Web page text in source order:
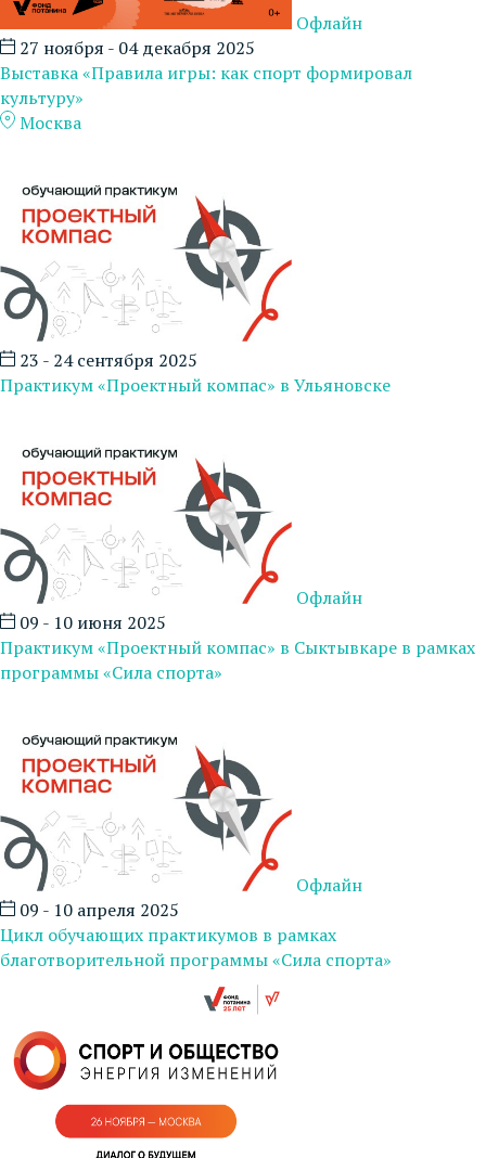
Офлайн
27 ноября - 04 декабря 2025
Выставка «Правила игры: как спорт формировал
культуру»
Москва
23 - 24 сентября 2025
Практикум «Проектный компас» в Ульяновске
Офлайн
09 - 10 июня 2025
Практикум «Проектный компас» в Сыктывкаре в рамках
программы «Сила спорта»
Офлайн
09 - 10 апреля 2025
Цикл обучающих практикумов в рамках
благотворительной программы «Сила спорта»